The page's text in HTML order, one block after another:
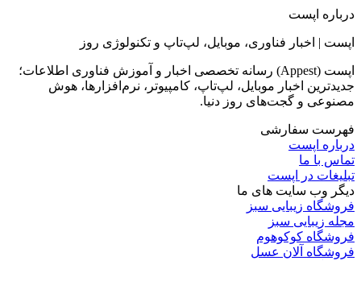
درباره اپست
اپست | اخبار فناوری، موبایل، لپ‌تاپ و تکنولوژی روز
اپست (Appest) رسانه تخصصی اخبار و آموزش فناوری اطلاعات؛
جدیدترین اخبار موبایل، لپ‌تاپ، کامپیوتر، نرم‌افزارها، هوش
مصنوعی و گجت‌های روز دنیا.
فهرست سفارشی
درباره اپست
تماس با ما
تبلیغات در اپست
دیگر وب سایت های ما
فروشگاه زیبایی سبز
مجله زیبایی سبز
فروشگاه کوکوهوم
فروشگاه آلان عسل